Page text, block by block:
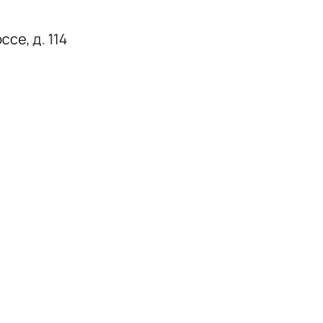
д. 114